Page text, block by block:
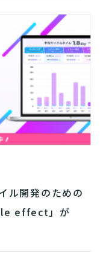
ル開発のための
effect」が